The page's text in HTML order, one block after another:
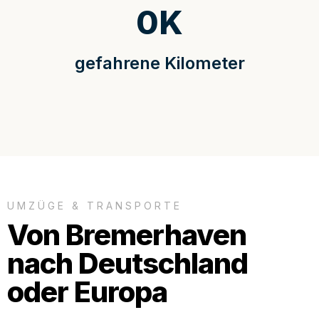
gefahrene Kilometer
0K
UMZÜGE & TRANSPORTE
Von Bremerhaven
nach Deutschland
oder Europa